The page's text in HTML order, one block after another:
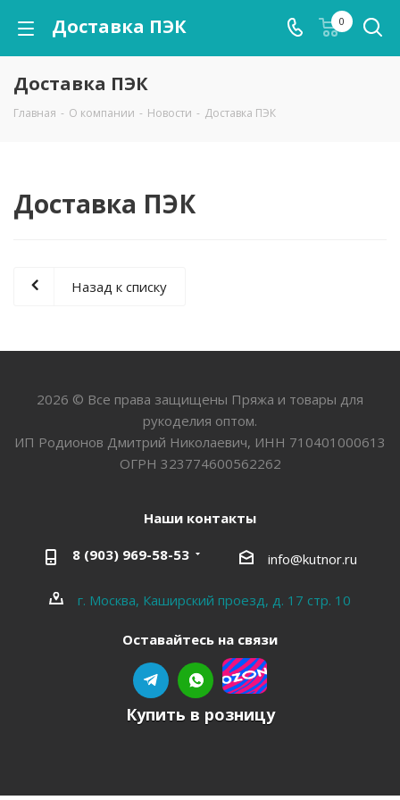
Доставка ПЭК 0
Доставка ПЭК
Главная - О компании - Новости - Доставка ПЭК
Доставка ПЭК
Назад к списку
2026 © Все права защищены Пряжа и товары для
рукоделия оптом.
ИП Родионов Дмитрий Николаевич, ИНН 710401000613
ОГРН 323774600562262
Наши контакты
8 (903) 969-58-53 info@kutnor.ru
г. Москва, Каширский проезд, д. 17 стр. 10
Оставайтесь на связи
Купить в розницу